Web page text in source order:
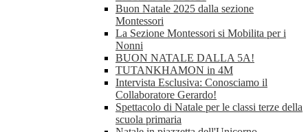
Buon Natale 2025 dalla sezione
Montessori
La Sezione Montessori si Mobilita per i
Nonni
BUON NATALE DALLA 5A!
TUTANKHAMON in 4M
Intervista Esclusiva: Conosciamo il
Collaboratore Gerardo!
Spettacolo di Natale per le classi terze della
scuola primaria